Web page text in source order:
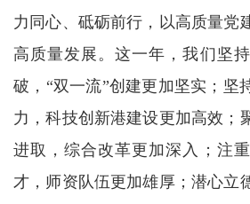
力同心、砥砺前行，以高质量党
高质量发展。这一年，我们坚
破，“双一流”创建更加坚实；坚
力，科技创新港建设更加高效；
进取，综合改革更加深入；注
才，师资队伍更加雄厚；潜心立